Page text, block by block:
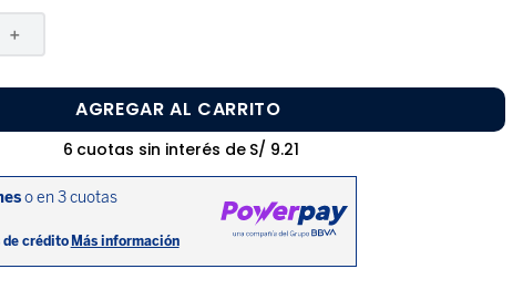
＋
AGREGAR AL CARRITO
6 cuotas sin interés de S/ 9.21